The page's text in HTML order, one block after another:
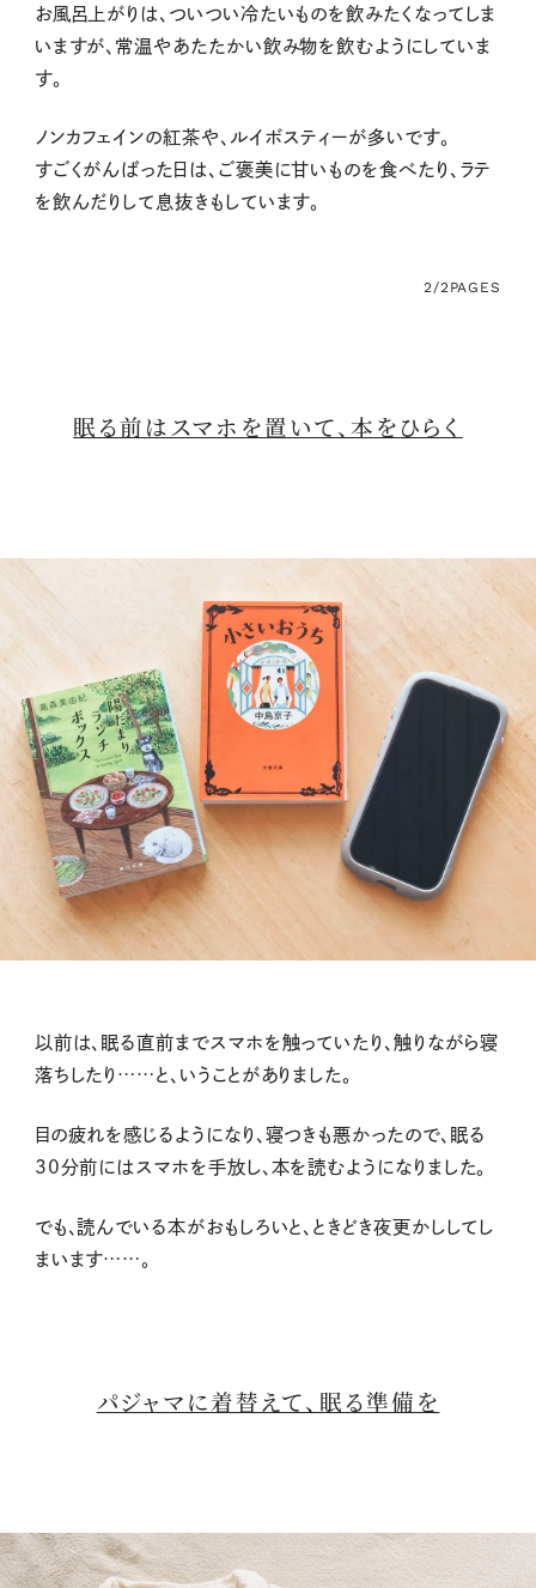
お風呂上がりは、ついつい冷たいものを飲みたくなってしま
いますが、常温やあたたかい飲み物を飲むようにしていま
す。
ノンカフェインの紅茶や、ルイボスティーが多いです。
すごくがんばった日は、ご褒美に甘いものを食べたり、ラテ
を飲んだりして息抜きもしています。
2/2PAGES
眠る前はスマホを置いて、本をひらく
以前は、眠る直前までスマホを触っていたり、触りながら寝
落ちしたり……と、いうことがありました。
目の疲れを感じるようになり、 寝つきも悪かったので、眠る
30分前にはスマホを手放し、本を読むようになりました。
でも、読んでいる本がおもしろいと、ときどき夜更かししてし
まいます……。
パジャマに着替えて、眠る準備を